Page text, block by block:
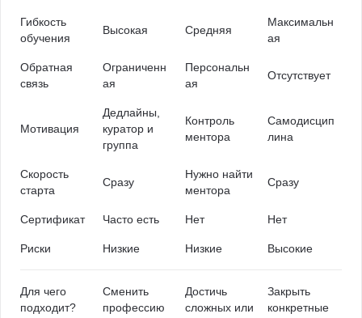
Гибкость
обучения
Высокая Средняя
Максимальн
ая
Обратная
связь
Ограниченн
ая
Персональн
ая
Отсутствует
Мотивация
Дедлайны,
куратор и
группа
Контроль
ментора
Самодисцип
лина
Скорость
старта
Сразу
Нужно найти
ментора
Сразу
Сертификат Часто есть Нет Нет
Риски Низкие Низкие Высокие
Для чего
подходит?
Сменить
профессию
Достичь
сложных или
Закрыть
конкретные